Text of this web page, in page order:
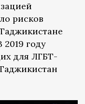
рисков
2019 году
для ЛГБТ-